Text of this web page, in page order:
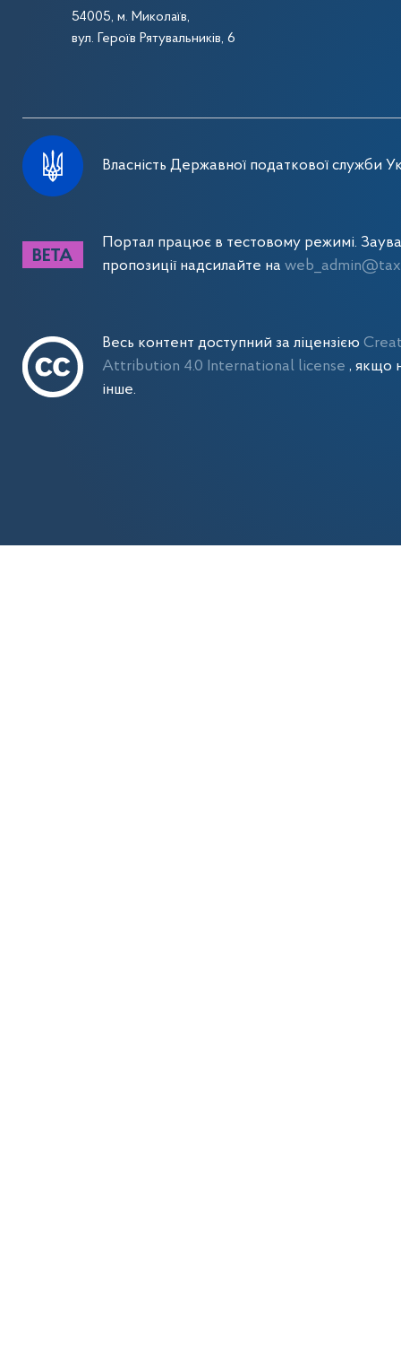
54005, м. Миколаїв,
вул. Героїв Рятувальників, 6
Власність Державної податкової служби
Портал працює в тестовому режимі.
пропозиції надсилайте на
Весь контент доступний за ліцензією
Attribution 4.0 International license, якщо
інше.